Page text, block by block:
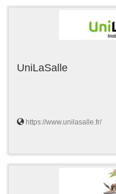
UniLaSalle
https://www.unilasalle.fr/